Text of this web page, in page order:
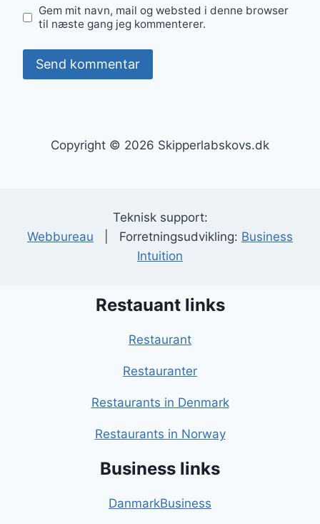
Gem mit navn, mail og websted i denne browser
til næste gang jeg kommenterer.
Copyright © 2026 Skipperlabskovs.dk
Teknisk support:
Webbureau | Forretningsudvikling: Business
Intuition
Restauant links
Restaurant
Restauranter
Restaurants in Denmark
Restaurants in Norway
Business links
DanmarkBusiness